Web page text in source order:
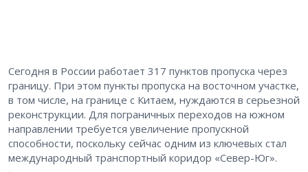
Сегодня в России работает 317 пунктов пропуска через
границу. При этом пункты пропуска на восточном участке,
в том числе, на границе с Китаем, нуждаются в серьезной
реконструкции. Для пограничных переходов на южном
направлении требуется увеличение пропускной
способности, поскольку сейчас одним из ключевых стал
международный транспортный коридор «Север-Юг».